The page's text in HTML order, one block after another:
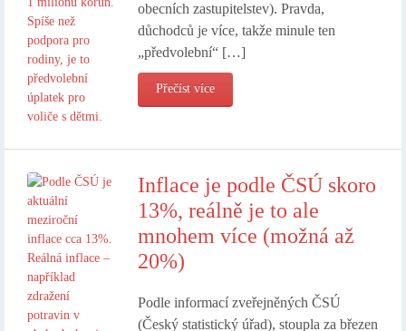
obecních zastupitelstev). Pravda,
důchodců je více, takže minule ten
„předvolební“ […]
Přečíst více
Inflace je podle ČSÚ skoro
13%, reálně je to ale
mnohem více (možná až
20%)
Podle informací zveřejněných ČSÚ
(Český statistický úřad), stoupla za březen